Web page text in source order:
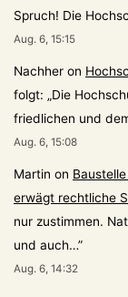
Spruch! Die
Aug. 6, 15:15
Nachher on
folgt: „Die
friedlichen und
Aug. 6, 15:08
Martin on
erwägt rechtliche
nur zustimmen.
und auch…”
Aug. 6, 14:32